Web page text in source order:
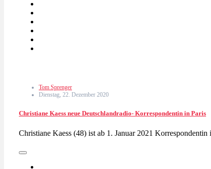
Tom Sprenger
Dienstag, 22. Dezember 2020
Christiane Kaess neue Deutschlandradio- Korrespondentin in Paris
Christiane Kaess (48) ist ab 1. Januar 2021